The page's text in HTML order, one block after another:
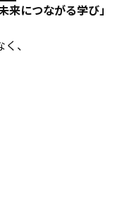
につながる学び」
、